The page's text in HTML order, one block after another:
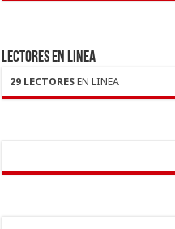
LECTORES EN LINEA
29 LECTORES EN LINEA